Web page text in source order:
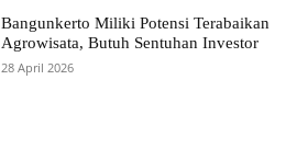
Bangunkerto Miliki Potensi Terabaikan
Agrowisata, Butuh Sentuhan Investor
28 April 2026